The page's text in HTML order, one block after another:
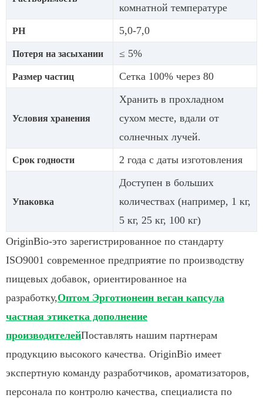
комнатной температуре
РН 5,0-7,0
Потеря на засыхании ≤ 5%
Размер частиц Сетка 100% через 80
Условия хранения
Хранить в прохладном
сухом месте, вдали от
солнечных лучей.
Срок годности 2 года с даты изготовления
Упаковка
Доступен в больших
количествах (например, 1 кг,
5 кг, 25 кг, 100 кг)
OriginBio-это зарегистрированное по стандарту
ISO9001 современное предприятие по производству
пищевых добавок, ориентированное на
разработку,Оптом Эрготионеин веган капсула
частная этикетка дополнение
производителейПоставлять нашим партнерам
продукцию высокого качества. OriginBio имеет
экспертную команду разработчиков, ароматизаторов,
персонала по контролю качества, специалиста по